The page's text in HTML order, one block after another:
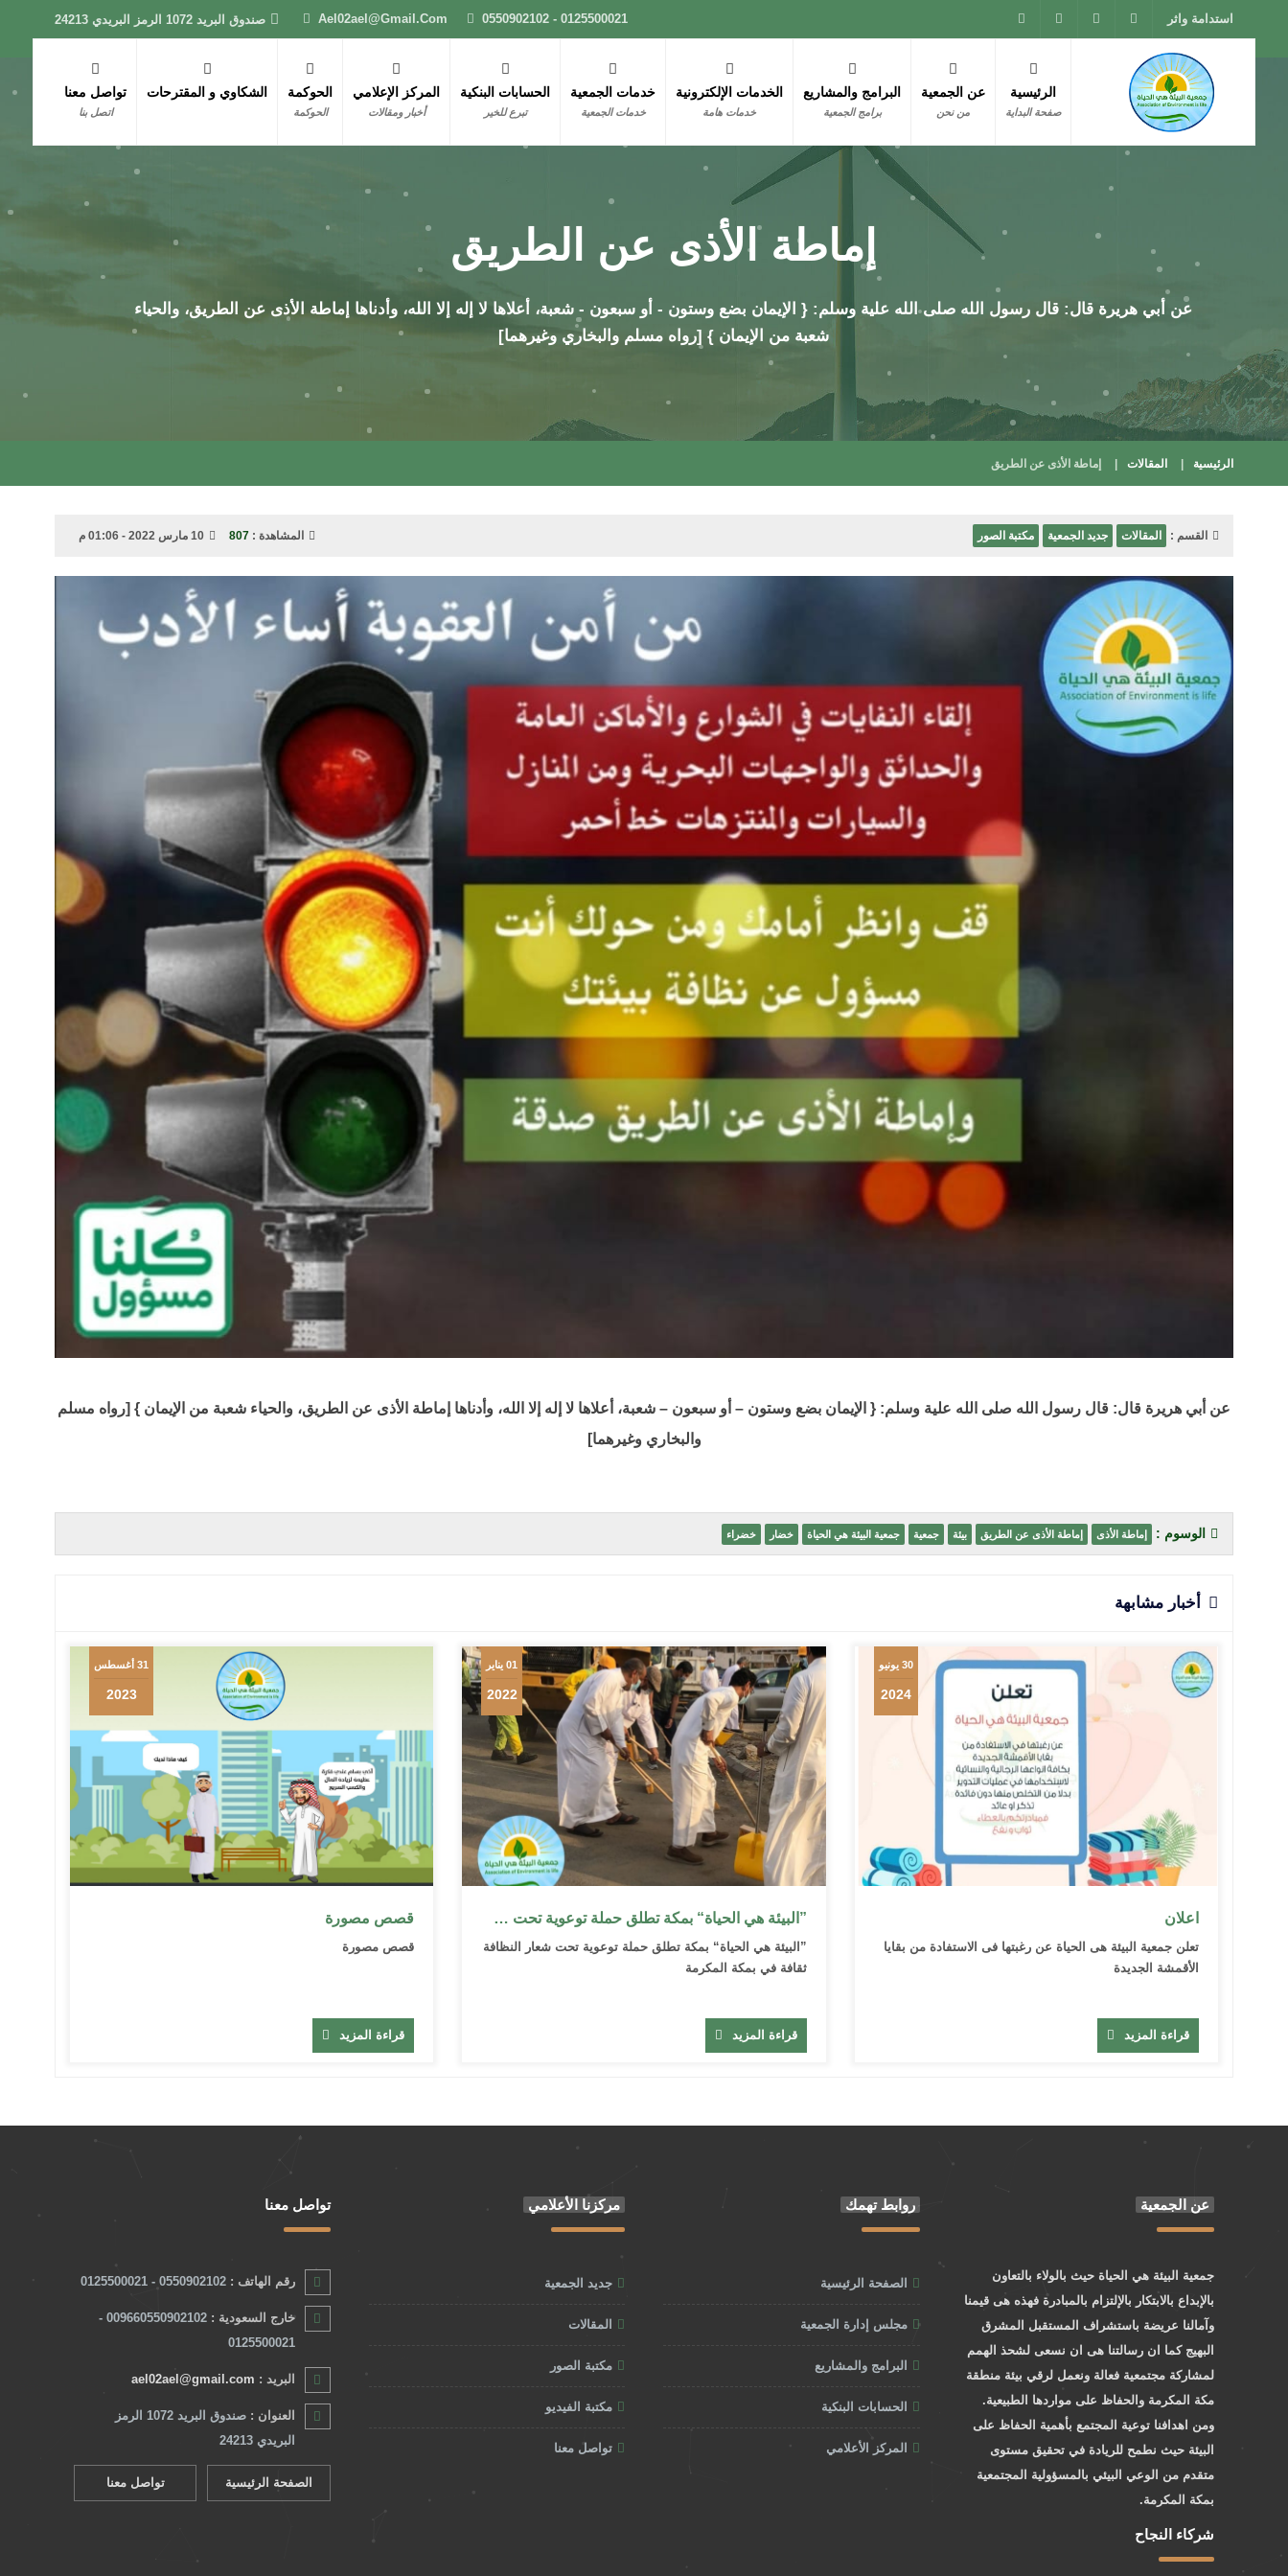
استدامة واثر صندوق البريد 1072 الرمز البريدي 24213 0550902102 - 0125500021
Ael02ael@gmail.com
الرئيسية
صفحة البداية
عن الجمعية
من نحن
البرامج والمشاريع
برامج الجمعية
الخدمات الإلكترونية
خدمات هامة
خدمات الجمعية
خدمات الجمعية
الحسابات البنكية
تبرع للخير
المركز الإعلامي
أخبار ومقالات
الحوكمة
الحوكمة
الشكاوي و المقترحات تواصل معنا
اتصل بنا
إماطة الأذى عن الطريق
عن أبي هريرة قال: قال رسول الله صلى الله علية وسلم: { الإيمان بضع وستون - أو سبعون - شعبة، أعلاها لا إله إلا الله، وأدناها إماطة الأذى عن الطريق، والحياء
شعبة من الإيمان } [رواه مسلم والبخاري وغيرهما]
الرئيسية المقالات إماطة الأذى عن الطريق
القسم : المقالات جديد الجمعية مكتبة الصور المشاهدة : 807 10 مارس 2022 - 01:06 م
عن أبي هريرة قال: قال رسول الله صلى الله علية وسلم: { الإيمان بضع وستون – أو سبعون – شعبة، أعلاها لا إله إلا الله، وأدناها إماطة الأذى عن الطريق، والحياء شعبة من الإيمان } [رواه مسلم
والبخاري وغيرهما]
الوسوم : إماطة الأذى إماطة الأذى عن الطريق بيئة جمعية جمعية البيئة هي الحياة خضار خضراء
أخبار مشابهة
30 يونيو
2024
اعلان
تعلن جمعية البيئة هى الحياة عن رغبتها فى الاستفادة من بقايا
الأقمشة الجديدة
قراءة المزيد
01 يناير
2022
”البيئة هي الحياة“ بمكة تطلق حملة توعوية تحت شعار النظافة ثقافة
”البيئة هي الحياة“ بمكة تطلق حملة توعوية تحت شعار النظافة
ثقافة في بمكة المكرمة
قراءة المزيد
31 أغسطس
2023
قصص مصورة
قصص مصورة
قراءة المزيد
عن الجمعية
جمعية البيئة هي الحياة حيث بالولاء بالتعاون
بالإبداع بالابتكار بالإلتزام بالمبادرة فهذه هى قيمنا
وآمالنا عريضة باستشراف المستقبل المشرق
البهيج كما ان رسالتنا هى ان نسعى لشحذ الهمم
لمشاركة مجتمعية فعالة ونعمل لرقي بيئة منطقة
مكة المكرمة والحفاظ على مواردها الطبيعية.
ومن اهدافنا توعية المجتمع بأهمية الحفاظ على
البيئة حيث نطمح للريادة في تحقيق مستوى
متقدم من الوعي البيئي بالمسؤولية المجتمعية
بمكة المكرمة.
روابط تهمك
الصفحة الرئيسية
مجلس إدارة الجمعية
البرامج والمشاريع
الحسابات البنكية
المركز الأعلامي
مركزنا الأعلامي
جديد الجمعية
المقالات
مكتبة الصور
مكتبة الفيديو
تواصل معنا
تواصل معنا
رقم الهاتف :0550902102 - 0125500021
خارج السعودية :
009660550902102 -
0125500021
البريد : ael02ael@gmail.com
العنوان :
صندوق البريد 1072 الرمز
البريدي 24213
الصفحة الرئيسية تواصل معنا
شركاء النجاح